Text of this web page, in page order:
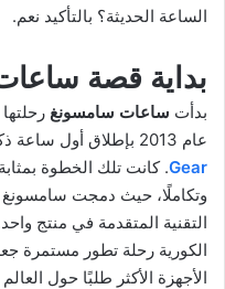
إ
ت
ر
و
ن
الساعة الحديثة؟ بالتأكيد نعم.
بداية قصة
بدأت ساعات سامسونغ
عام 2013 بإطلاق أول ساعة ذكية من نوعها تحت اسم
Gear. كانت تلك الخطوة
وتكاملًا، حيث دمجت سامسونغ
التقنية المتقدمة في منتج
الكورية رحلة تطور مستمرة
الأجهزة الأكثر طلبًا حول العالم